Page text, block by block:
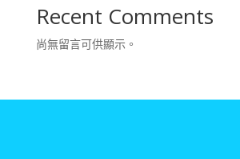
Recent Comments
尚無留言可供顯示。